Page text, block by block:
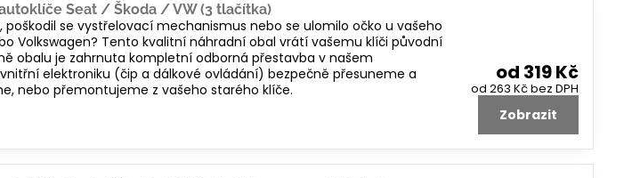
Seat / Škoda / VW (3 tlačítka)
poškodil se vystřelovací mechanismus nebo se ulomilo očko u vašeho
Volkswagen? Tento kvalitní náhradní obal vrátí vašemu klíči původní
obalu je zahrnuta kompletní odborná přestavba v našem
elektroniku (čip a dálkové ovládání) bezpečně přesuneme a
nebo přemontujeme z vašeho starého klíče.
od 319 Kč
od 263 Kčbez DPH
Zobrazit